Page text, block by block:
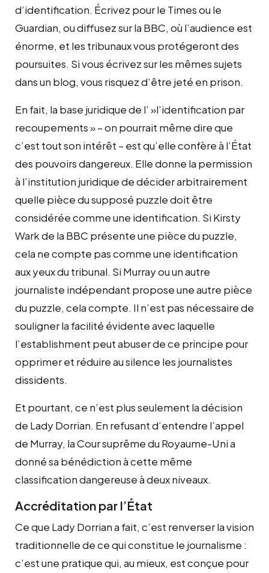
d’identification. Écrivez pour le Times ou le
Guardian, ou diffusez sur la BBC, où l’audience est
énorme, et les tribunaux vous protégeront des
poursuites. Si vous écrivez sur les mêmes sujets
dans un blog, vous risquez d’être jeté en prison.
En fait, la base juridique de l’ »l’identification par
recoupements » – on pourrait même dire que
c’est tout son intérêt – est qu’elle confère à l’État
des pouvoirs dangereux. Elle donne la permission
à l’institution juridique de décider arbitrairement
quelle pièce du supposé puzzle doit être
considérée comme une identification. Si Kirsty
Wark de la BBC présente une pièce du puzzle,
cela ne compte pas comme une identification
aux yeux du tribunal. Si Murray ou un autre
journaliste indépendant propose une autre pièce
du puzzle, cela compte. Il n’est pas nécessaire de
souligner la facilité évidente avec laquelle
l’establishment peut abuser de ce principe pour
opprimer et réduire au silence les journalistes
dissidents.
Et pourtant, ce n’est plus seulement la décision
de Lady Dorrian. En refusant d’entendre l’appel
de Murray, la Cour suprême du Royaume-Uni a
donné sa bénédiction à cette même
classification dangereuse à deux niveaux.
Accréditation par l’État
Ce que Lady Dorrian a fait, c’est renverser la vision
traditionnelle de ce qui constitue le journalisme :
c’est une pratique qui, au mieux, est conçue pour